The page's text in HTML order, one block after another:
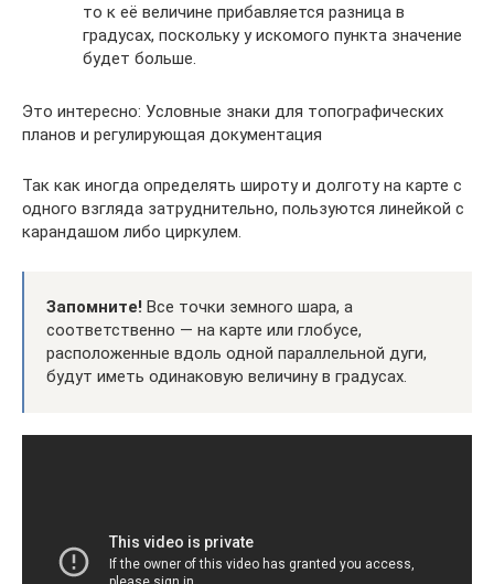
то к её величине прибавляется разница в
градусах, поскольку у искомого пункта значение
будет больше.
Это интересно: Условные знаки для топографических
планов и регулирующая документация
Так как иногда определять широту и долготу на карте с
одного взгляда затруднительно, пользуются линейкой с
карандашом либо циркулем.
Запомните! Все точки земного шара, а
соответственно — на карте или глобусе,
расположенные вдоль одной параллельной дуги,
будут иметь одинаковую величину в градусах.